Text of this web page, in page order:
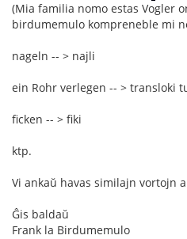
(Mia familia nomo estas Vogler
birdumemulo kompreneble mi
nageln -- > najli
ein Rohr verlegen -- > transloki
ficken -- > fiki
ktp.
Vi ankaŭ havas similajn vortojn
Ĝis baldaŭ
Frank la Birdumemulo